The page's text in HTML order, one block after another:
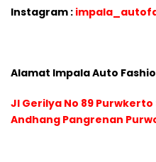
Instagram :
Alamat Impala Auto
Jl Gerilya No 89
Andhang Pangrenan